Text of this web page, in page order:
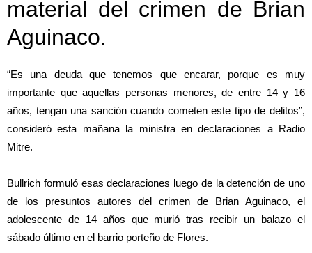
material del crimen de Brian
Aguinaco.
“Es una deuda que tenemos que encarar, porque es muy
importante que aquellas personas menores, de entre 14 y 16
años, tengan una sanción cuando cometen este tipo de delitos”,
consideró esta mañana la ministra en declaraciones a Radio
Mitre.
Bullrich formuló esas declaraciones luego de la detención de uno
de los presuntos autores del crimen de Brian Aguinaco, el
adolescente de 14 años que murió tras recibir un balazo el
sábado último en el barrio porteño de Flores.